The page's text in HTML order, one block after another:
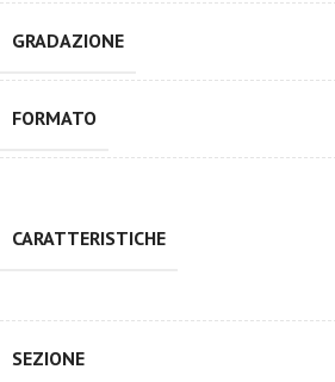
GRADAZIONE
FORMATO
CARATTERISTICHE
SEZIONE